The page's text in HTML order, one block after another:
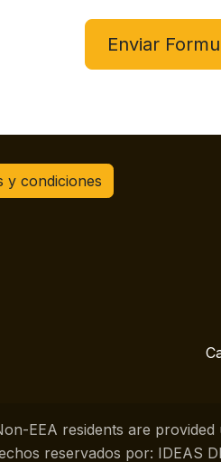
Enviar
y condiciones
EEA residents are
reservados por: IDEAS